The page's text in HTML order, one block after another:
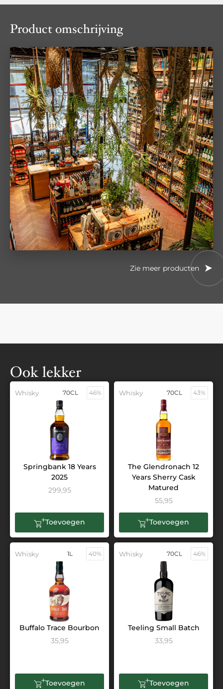
Product omschrijving
Zie meer producten
Ook lekker
Whisky 70CL 46%
Springbank 18 Years
2025
299,95
Toevoegen
Whisky 70CL 43%
The Glendronach 12
Years Sherry Cask
Matured
55,95
Toevoegen
Whisky 1L 40%
Buffalo Trace Bourbon
35,95
Toevoegen
Whisky 70CL 46%
Teeling Small Batch
33,95
Toevoegen